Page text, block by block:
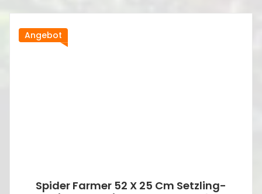
Angebot
Spider Farmer 52 X 25 Cm Setzling-